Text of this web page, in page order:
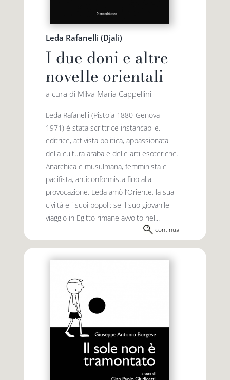
Leda Rafanelli (Djali)
I due doni e altre
novelle orientali
a cura di Milva Maria Cappellini
Leda Rafanelli (Pistoia 1880-Genova
1971) è stata scrittrice instancabile,
editrice, attivista politica, appassionata
della cultura araba e delle arti esoteriche.
Anarchica e musulmana, femminista e
pacifista, anticonformista fino alla
provocazione, Leda amò l’Oriente, la sua
civiltà e i suoi popoli: se il suo giovanile
viaggio in Egitto rimane avvolto nel...
continua